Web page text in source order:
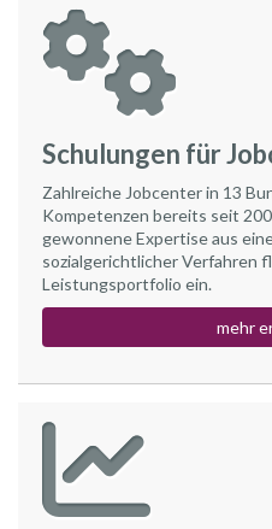
Schulungen für
Zahlreiche Jobcenter in 13
Kompetenzen bereits seit
gewonnene Expertise aus
sozialgerichtlicher Verfahren
Leistungsportfolio ein.
mehr